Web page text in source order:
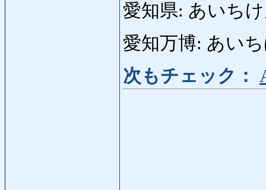
愛知県: あいち
愛知万博: あい
次もチェック：